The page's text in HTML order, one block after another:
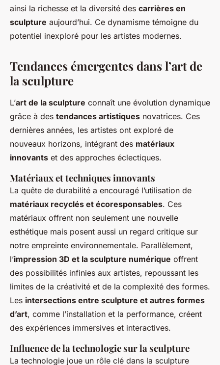
ainsi la richesse et la diversité des carrières en
sculpture aujourd’hui. Ce dynamisme témoigne du
potentiel inexploré pour les artistes modernes.
Tendances émergentes dans l’art de
la sculpture
L’art de la sculpture connaît une évolution dynamique
grâce à des tendances artistiques novatrices. Ces
dernières années, les artistes ont exploré de
nouveaux horizons, intégrant des matériaux
innovants et des approches éclectiques.
Matériaux et techniques innovants
La quête de durabilité a encouragé l’utilisation de
matériaux recyclés et écoresponsables. Ces
matériaux offrent non seulement une nouvelle
esthétique mais posent aussi un regard critique sur
notre empreinte environnementale. Parallèlement,
l’impression 3D et la sculpture numérique offrent
des possibilités infinies aux artistes, repoussant les
limites de la créativité et de la complexité des formes.
Les intersections entre sculpture et autres formes
d’art, comme l’installation et la performance, créent
des expériences immersives et interactives.
Influence de la technologie sur la sculpture
La technologie joue un rôle clé dans la sculpture